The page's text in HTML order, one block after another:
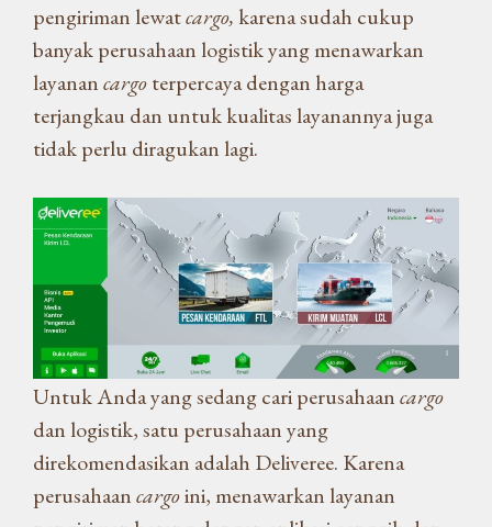
pengiriman lewatcargo, karena sudah cukup
banyak perusahaan logistik yang menawarkan
layanancargoterpercaya dengan harga
terjangkau dan untuk kualitas layanannya juga
tidak perlu diragukan lagi.
Untuk Anda yang sedang cari perusahaancargo
dan logistik, satu perusahaan yang
direkomendasikan adalah Deliveree. Karena
perusahaancargoini, menawarkan layanan